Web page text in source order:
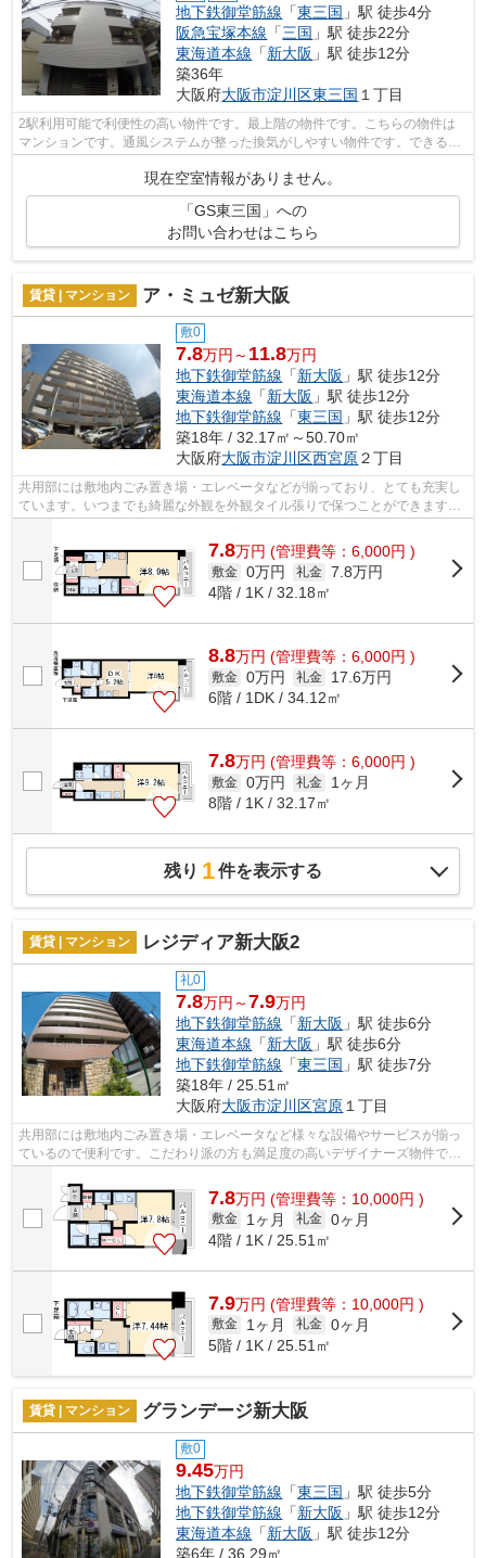
地下鉄御堂筋線 「東三国 」駅 徒歩4分
阪急宝塚本線 「三国 」駅 徒歩22分
東海道本線 「新大阪 」駅 徒歩12分
築36年
大阪府大阪市淀川区東三国 １丁目
2駅利用可能で利便性の高い物件です。最上階の物件です。こちらの物件は
マンションです。通風システムが整った換気がしやすい物件です。できるだ
け早めに不動産情報を集めたい方は当社...
現在空室情報がありません。
「GS東三国」への
お問い合わせはこちら
賃貸 | マンション ア・ミュゼ新大阪
敷0
7.8万円～ 11.8万円
地下鉄御堂筋線 「新大阪 」駅 徒歩12分
東海道本線 「新大阪 」駅 徒歩12分
地下鉄御堂筋線 「東三国 」駅 徒歩12分
築18年 / 32.17㎡～50.70㎡
大阪府大阪市淀川区西宮原２丁目
共用部には敷地内ごみ置き場・エレベータなどが揃っており、とても充実し
ています。いつまでも綺麗な外観を外観タイル張りで保つことができます。
7.8万円 (管理費等：6,000円 )
敷金 0万円 礼金 7.8万円
4階 / 1K / 32.18㎡
8.8万円 (管理費等：6,000円 )
敷金 0万円 礼金
17.6万円
6階 / 1DK / 34.12㎡
7.8万円 (管理費等：6,000円 )
敷金 0万円 礼金
1ヶ月
8階 / 1K / 32.17㎡
残り 1件を表示する
賃貸 | マンション レジディア新大阪2
礼0
7.8万円～7.9万円
地下鉄御堂筋線 「新大阪 」駅 徒歩6分
東海道本線 「新大阪 」駅 徒歩6分
地下鉄御堂筋線 「東三国 」駅 徒歩7分
築18年 / 25.51㎡
大阪府大阪市淀川区宮原１丁目
共用部には敷地内ごみ置き場・エレベータなど様々な設備やサービスが揃っ
ているので便利です。こだわり派の方も満足度の高いデザイナーズ物件で
7.8万円 (管理費等：10,000円 )
敷金 1ヶ月 礼金 0ヶ月
4階 / 1K / 25.51㎡
7.9万円 (管理費等：10,000円 )
敷金 1ヶ月 礼金 0ヶ月
5階 / 1K / 25.51㎡
賃貸 | マンション グランデージ新大阪
敷0
9.45万円
地下鉄御堂筋線 「東三国 」駅 徒歩5分
地下鉄御堂筋線 「新大阪 」駅 徒歩12分
東海道本線 「新大阪 」駅 徒歩12分
築6年 / 36.29㎡